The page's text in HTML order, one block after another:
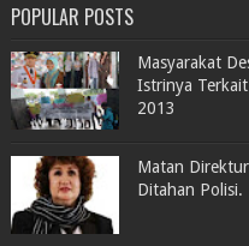
POPULAR POSTS
Masyarakat
Istrinya
2013
Matan
Ditahan Polisi.